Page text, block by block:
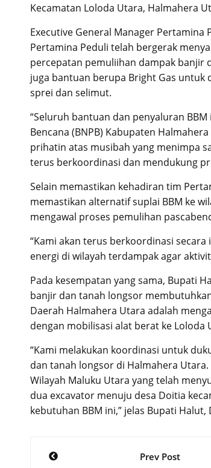
Kecamatan Loloda Utara, Halmahera
Executive General Manager Pertamina
Pertamina Peduli telah bergerak
percepatan pemuliihan dampak banjir
juga bantuan berupa Bright Gas
sprei dan selimut.
“Seluruh bantuan dan penyaluran
Bencana (BNPB) Kabupaten
prihatin atas musibah yang menimpa
terus berkoordinasi dan mendukung
Selain memastikan kehadiran tim
memastikan alternatif suplai BBM ke
mengawal proses pemulihan
“Kami akan terus berkoordinasi
energi di wilayah terdampak agar
Pada kesempatan yang sama, Bupati
banjir dan tanah longsor
Daerah Halmahera Utara adalah
dengan mobilisasi alat berat ke Loloda
“Kami melakukan koordinasi untuk
dan tanah longsor di Halmahera
Wilayah Maluku Utara yang telah
dua excavator menuju desa Doitia
kebutuhan BBM ini,” jelas Bupati Halut,
Post
Prev Post